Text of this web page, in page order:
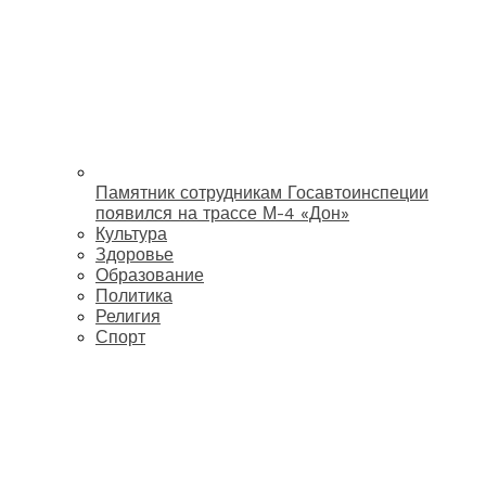
Памятник сотрудникам Госавтоинспеции
появился на трассе М-4 «Дон»
Культура
Здоровье
Образование
Политика
Религия
Спорт